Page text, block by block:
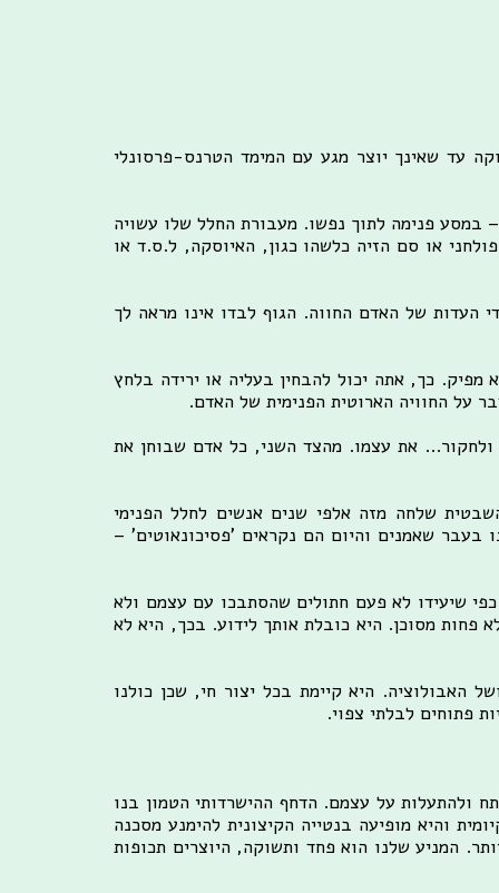
עד שאינך יוצר מגע עם המימד הטרנס-פרסונלי
במסע פנימה לתוך נפשו. מעבורת החלל שלו עשויה
או סם הזיה כלשהו כגון, האיוסקה, ל.ס.ד או
העדות של האדם החווה. הגוף לבדו אינו מראה לך
כך, אתה יכול להבחין בעליה או ירידה בלחץ
על החוויה הארוטית הפנימית של האדם.
את עצמו. מהצד השני, כל אדם שבוחן את
שלחה מזה אלפי שנים אנשים לחלל הפנימי
בעבר שאמנים והיום הם נקראים 'פסיכונאוטים' –
כפי שיעידו לא פעם חתולים שהסתבכו עם עצמם ולא
פחות מסוכן. היא כובלת אותך לידוע. בכך, היא לא
האבולוציה. היא קיימת בכל יצור חי, שכן כולנו
פתוחים לבלתי צפוי.
ולהתעלות על עצמם. הדחף ההישרדותי הטמון בנו
והיא מופיעה בנטייה הקיצונית להימנע מסכנה
המניע שלנו הוא פחד ותשוקה, היוצרים תכופות